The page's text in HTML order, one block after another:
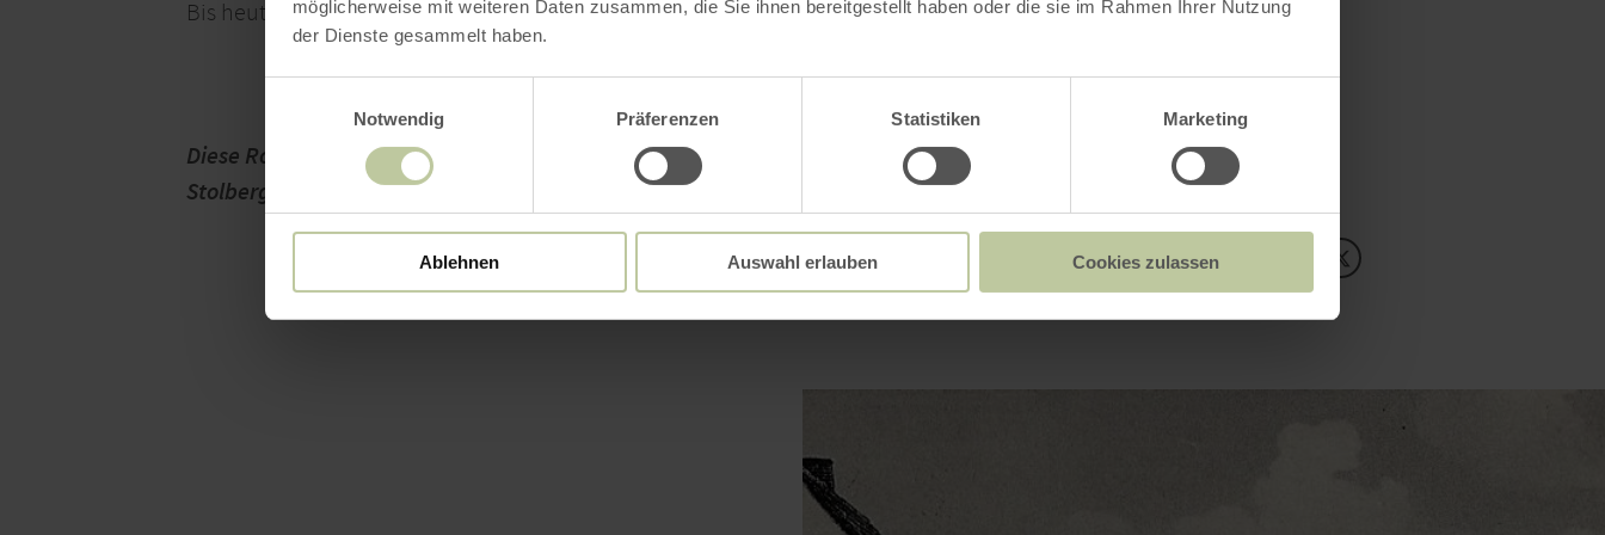
möglicherweise mit weiteren Daten zusammen, die Sie ihnen bereitgestellt haben oder die sie im Rahmen Ihrer Nutzung
der Dienste gesammelt haben.
Notwendig
Präferenzen Statistiken Marketing
Ablehnen Auswahl erlauben Cookies zulassen
Bis heute verbinden Familienfeste die Mitglieder.
Diese Route wurde im Rahmen des LEADER-geförderten Projekts ‚Qualitätsoffensive Wandern in Roetgen und
Stolberg‘ mit Unterstützung der Europäischen Union (ELER) und des Landes Nordrhein-Westfalen entwickelt.
Inhalte teilen: